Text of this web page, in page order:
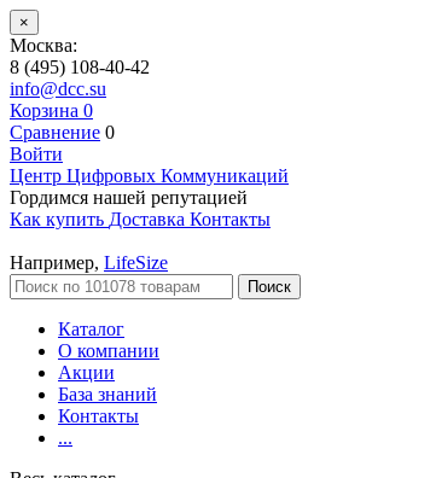
×
Москва:
8 (495) 108-40-42
info@dcc.su
Корзина 0
Сравнение 0
Войти
Центр Цифровых Коммуникаций
Гордимся нашей репутацией
Как купить Доставка Контакты
Например, LifeSize
Поиск
Каталог
О компании
Акции
База знаний
Контакты
...